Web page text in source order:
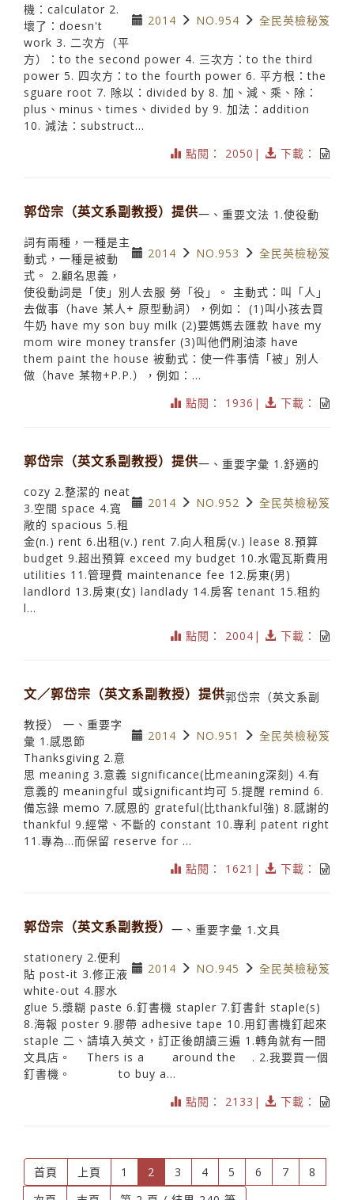
2014 NO.954 全民英檢秘笈
機：calculator 2.
壞了：doesn't
work 3. 二次方（平
方）：to the second power 4. 三次方：to the third
power 5. 四次方：to the fourth power 6. 平方根：the
sguare root 7. 除以：divided by 8. 加、減、乘、除：
plus、minus、times、divided by 9. 加法：addition
10. 減法：substruct...
點閱： 2050|
下載：
郭岱宗（英文系副教授）提供
2014 NO.953 全民英檢秘笈
一、重要文法 1.使役動
詞有兩種，一種是主
動式，一種是被動
式。 2.顧名思義，
使役動詞是「使」別人去服 勞「役」。 主動式：叫「人」
去做事（have 某人+ 原型動詞），例如： (1)叫小孩去買
牛奶 have my son buy milk (2)要媽媽去匯款 have my
mom wire money transfer (3)叫他們刷油漆 have
them paint the house 被動式：使一件事情「被」別人
做（have 某物+P.P.），例如：...
點閱： 1936|
下載：
郭岱宗（英文系副教授）提供
2014 NO.952 全民英檢秘笈
一、重要字彙 1.舒適的
cozy 2.整潔的 neat
3.空間 space 4.寬
敞的 spacious 5.租
金(n.) rent 6.出租(v.) rent 7.向人租房(v.) lease 8.預算
budget 9.超出預算 exceed my budget 10.水電瓦斯費用
utilities 11.管理費 maintenance fee 12.房東(男)
landlord 13.房東(女) landlady 14.房客 tenant 15.租約
l...
點閱： 2004|
下載：
文／郭岱宗（英文系副教授）提供
2014 NO.951 全民英檢秘笈
郭岱宗（英文系副
教授） 一、重要字
彙 1.感恩節
Thanksgiving 2.意
思 meaning 3.意義 significance(比meaning深刻) 4.有
意義的 meaningful 或significant均可 5.提醒 remind 6.
備忘錄 memo 7.感恩的 grateful(比thankful強) 8.感謝的
thankful 9.經常、不斷的 constant 10.專利 patent right
11.專為…而保留 reserve for ...
點閱： 1621|
下載：
郭岱宗（英文系副教授）
2014 NO.945 全民英檢秘笈
一、重要字彙 1.文具
stationery 2.便利
貼 post-it 3.修正液
white-out 4.膠水
glue 5.漿糊 paste 6.釘書機 stapler 7.釘書針 staple(s)
8.海報 poster 9.膠帶 adhesive tape 10.用釘書機釘起來
staple 二、請填入英文，訂正後朗讀三遍 1.轉角就有一間
文具店。 Thers is a around the . 2.我要買一個
釘書機。 to buy a...
點閱： 2133|
下載：
首頁 上頁 1 2 (current)
3 4 5 6 7
8